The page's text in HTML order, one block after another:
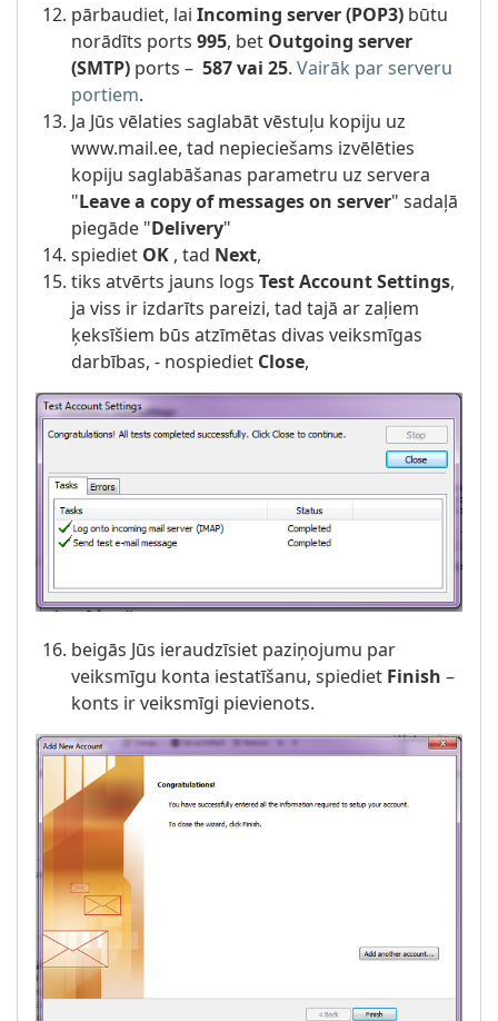
pārbaudiet, lai Incoming server (POP3) būtu
norādīts ports 995, bet Outgoing server
(SMTP) ports – 587 vai 25. Vairāk par serveru
portiem.
Ja Jūs vēlaties saglabāt vēstuļu kopiju uz
www.mail.ee, tad nepieciešams izvēlēties
kopiju saglabāšanas parametru uz servera
"Leave a copy of messages on server" sadaļā
piegāde "Delivery"
spiediet OK , tad Next,
tiks atvērts jauns logs Test Account Settings,
ja viss ir izdarīts pareizi, tad tajā ar zaļiem
ķeksīšiem būs atzīmētas divas veiksmīgas
darbības, - nospiediet Close,
beigās Jūs ieraudzīsiet paziņojumu par
veiksmīgu konta iestatīšanu, spiediet Finish –
konts ir veiksmīgi pievienots.